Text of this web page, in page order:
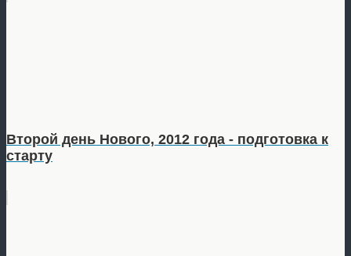
Второй день Нового, 2012 года - подготовка к
старту